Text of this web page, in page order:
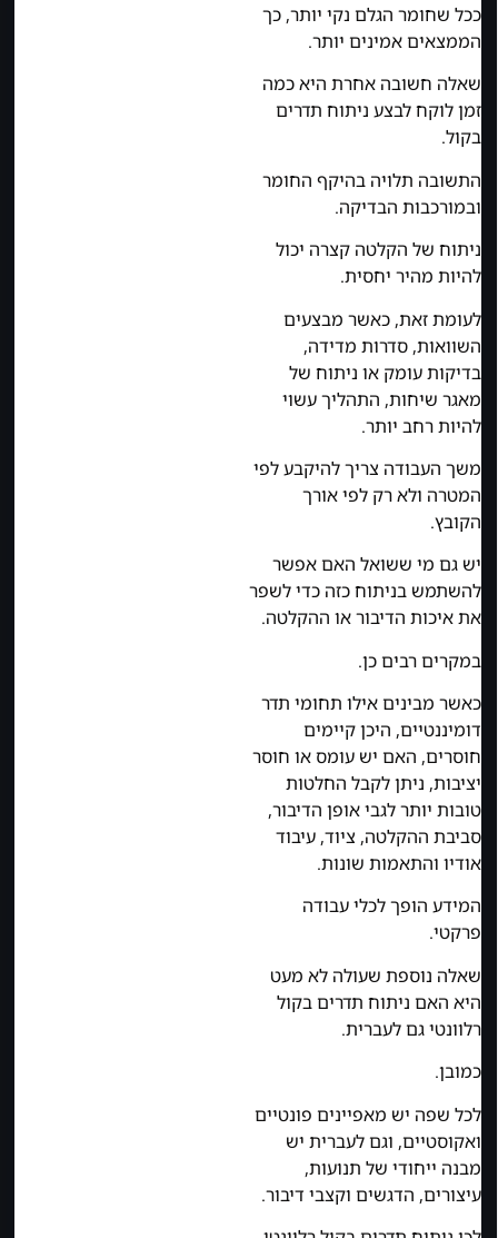
ככל שחומר הגלם נקי יותר, כך
הממצאים אמינים יותר.
שאלה חשובה אחרת היא כמה
זמן לוקח לבצע ניתוח תדרים
בקול.
התשובה תלויה בהיקף החומר
ובמורכבות הבדיקה.
ניתוח של הקלטה קצרה יכול
להיות מהיר יחסית.
לעומת זאת, כאשר מבצעים
השוואות, סדרות מדידה,
בדיקות עומק או ניתוח של
מאגר שיחות, התהליך עשוי
להיות רחב יותר.
משך העבודה צריך להיקבע לפי
המטרה ולא רק לפי אורך
הקובץ.
יש גם מי ששואל האם אפשר
להשתמש בניתוח כזה כדי לשפר
את איכות הדיבור או ההקלטה.
במקרים רבים כן.
כאשר מבינים אילו תחומי תדר
דומיננטיים, היכן קיימים
חוסרים, האם יש עומס או חוסר
יציבות, ניתן לקבל החלטות
טובות יותר לגבי אופן הדיבור,
סביבת ההקלטה, ציוד, עיבוד
אודיו והתאמות שונות.
המידע הופך לכלי עבודה
פרקטי.
שאלה נוספת שעולה לא מעט
היא האם ניתוח תדרים בקול
רלוונטי גם לעברית.
כמובן.
לכל שפה יש מאפיינים פונטיים
ואקוסטיים, וגם לעברית יש
מבנה ייחודי של תנועות,
עיצורים, הדגשים וקצבי דיבור.